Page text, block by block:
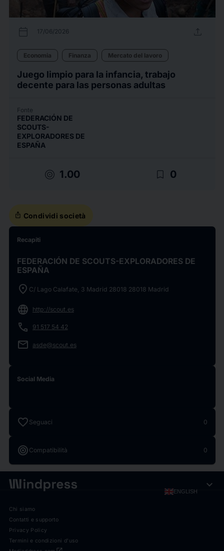
calendar_today 17/06/2026 upload
Economia Finanza Mercato del lavoro
Juego limpio para la infancia, trabajo
decente para las personas adultas
Fonte
FEDERACIÓN DE
SCOUTS-
EXPLORADORES DE
ESPAÑA
target 1.00 bookmark_border 0
ios_share Condividi società
Recapiti
FEDERACIÓN DE SCOUTS-EXPLORADORES DE
ESPAÑA
location_on C/ Lago Calafate, 3 Madrid 28018 28018 Madrid
language http://scout.es
phone 91 517 54 42
email asde@scout.es
Social Media
favorite Seguaci 0
target Compatibilità 0
ENGLISH expand_more
Chi siamo
Contatti e supporto
Privacy Policy
Termini e condizioni d'uso